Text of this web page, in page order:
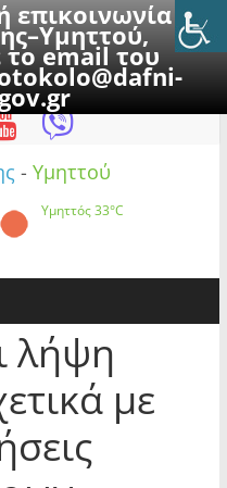
επικοινωνία με
το email του
2026
- Υμηττού
Υμηττός33°C
λήψη
με